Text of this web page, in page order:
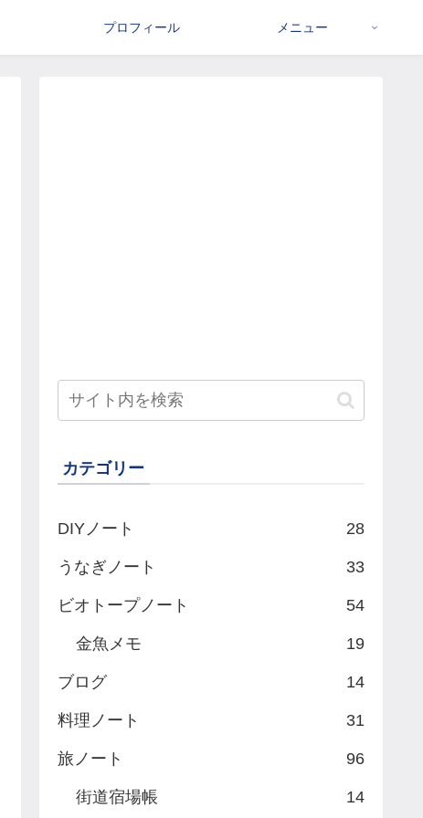
プロフィール メニュー
カテゴリー
DIYノート 28
うなぎノート 33
ビオトープノート 54
金魚メモ 19
ブログ 14
料理ノート 31
旅ノート 96
街道宿場帳 14